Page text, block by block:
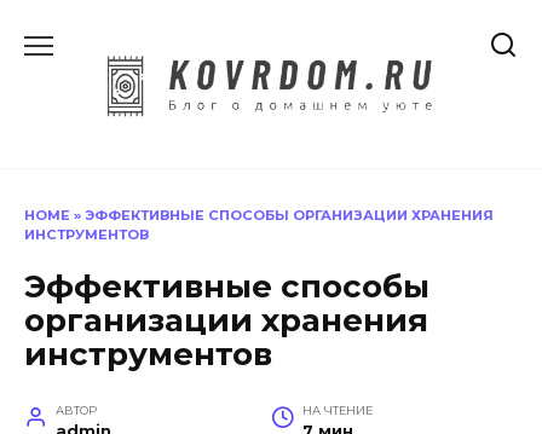
содержанию
HOME » ЭФФЕКТИВНЫЕ СПОСОБЫ ОРГАНИЗАЦИИ ХРАНЕНИЯ
ИНСТРУМЕНТОВ
Эффективные способы
организации хранения
инструментов
АВТОР НА ЧТЕНИЕ